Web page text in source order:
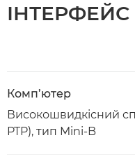
ІНТЕРФЕЙС
Комп’ютер
Високошвидкісний
PTP), тип Mini-B